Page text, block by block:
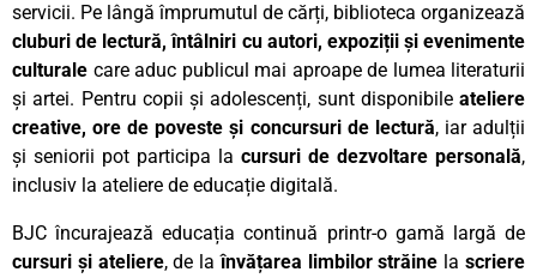
servicii. Pe lângă împrumutul de cărți, biblioteca organizează
cluburi de lectură, întâlniri cu autori, expoziții și evenimente
culturale care aduc publicul mai aproape de lumea literaturii
și artei. Pentru copii și adolescenți, sunt disponibile ateliere
creative, ore de poveste și concursuri de lectură, iar adulții
și seniorii pot participa la cursuri de dezvoltare personală,
inclusiv la ateliere de educație digitală.
BJC încurajează educația continuă printr-o gamă largă de
cursuri și ateliere, de laînvățarea limbilor străine lascriere